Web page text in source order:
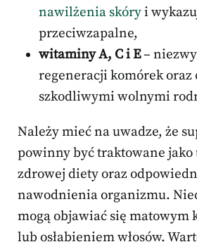
nawilżenia skóryi
przeciwzapalne,
witaminy A, C i E–
regeneracji komórek oraz
szkodliwymi wolnymi
Należy mieć na uwadze, że
powinny być traktowane jako
zdrowej diety oraz
nawodnienia organizmu.
mogą objawiać się matowym
lub osłabieniem włosów.